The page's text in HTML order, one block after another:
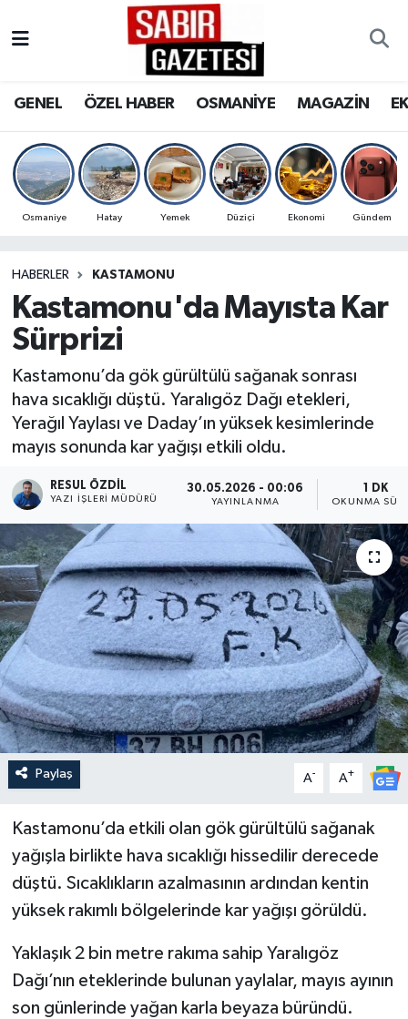
GENEL ÖZEL HABER OSMANİYE MAGAZİN
Osmaniye Hatay Yemek Düziçi Ekonomi Gündem
HABERLER KASTAMONU
Kastamonu'da Mayısta Kar
Sürprizi
Kastamonu’da gök gürültülü sağanak sonrası
hava sıcaklığı düştü. Yaralıgöz Dağı etekleri,
Yerağıl Yaylası ve Daday’ın yüksek kesimlerinde
mayıs sonunda kar yağışı etkili oldu.
RESUL ÖZDIL
YAZI İŞLERI MÜDÜRÜ
30.05.2026 - 00:06
YAYINLANMA
1 DK
OKUNMA
Paylaş A- A+
Kastamonu’da etkili olan gök gürültülü sağanak
yağışla birlikte hava sıcaklığı hissedilir derecede
düştü. Sıcaklıkların azalmasının ardından kentin
yüksek rakımlı bölgelerinde kar yağışı görüldü.
Yaklaşık 2 bin metre rakıma sahip Yaralıgöz
Dağı’nın eteklerinde bulunan yaylalar, mayıs ayının
son günlerinde yağan karla beyaza büründü.
OSMANİYE
MAGAZİN
SPOR
RESMİ İLANLAR
Osmaniye Nöbetçi Eczaneler
Osmaniye Trafik Yoğunluk Haritası
Süper Lig Puan Durumu ve Fikstür
Son Dakika Haberleri
Haber Arşivi